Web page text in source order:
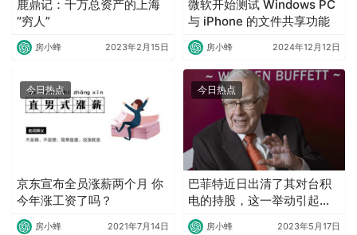
鹿鼎记：千万总资产的上海
“穷人”
房小蜂 2023年2月15日
微软开始测试 Windows PC
与 iPhone 的文件共享功能
房小蜂 2024年12月12日
今日热点
京东宣布全员涨薪两个月 你
今年涨工资了吗？
房小蜂 2021年7月14日
今日热点
巴菲特近日出清了其对台积
电的持股，这一举动引起了
市场的广泛关注。
房小蜂 2023年5月17日